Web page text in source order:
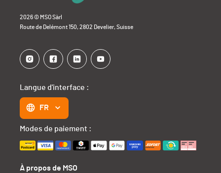
2026 © MSO Sàrl
Route de Delémont 150, 2802 Develier, Suisse
À propos de MSO
Langue d'interface :
FR
Modes de paiement :